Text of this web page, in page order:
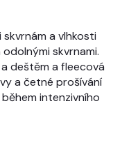
a vlhkosti
skvrnami.
deštěm a fleecová
a četné prošívání
intenzivního